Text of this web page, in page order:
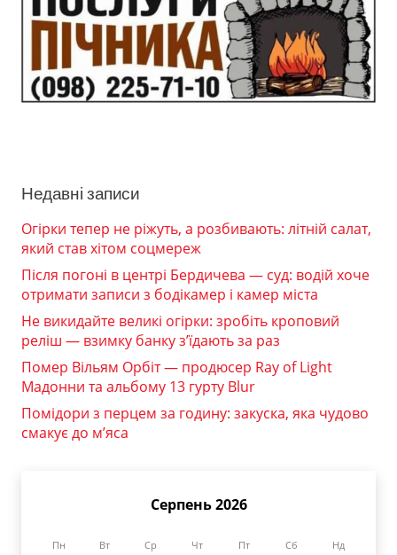
Недавні записи
Огірки тепер не ріжуть, а розбивають: літній салат,
який став хітом соцмереж
Після погоні в центрі Бердичева — суд: водій хоче
отримати записи з бодікамер і камер міста
Не викидайте великі огірки: зробіть кроповий
реліш — взимку банку з’їдають за раз
Помер Вільям Орбіт — продюсер Ray of Light
Мадонни та альбому 13 гурту Blur
Помідори з перцем за годину: закуска, яка чудово
смакує до м’яса
Серпень 2026
Пн Вт Ср Чт Пт Сб Нд